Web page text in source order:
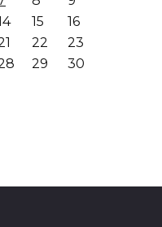
15
16
22
23
29
30